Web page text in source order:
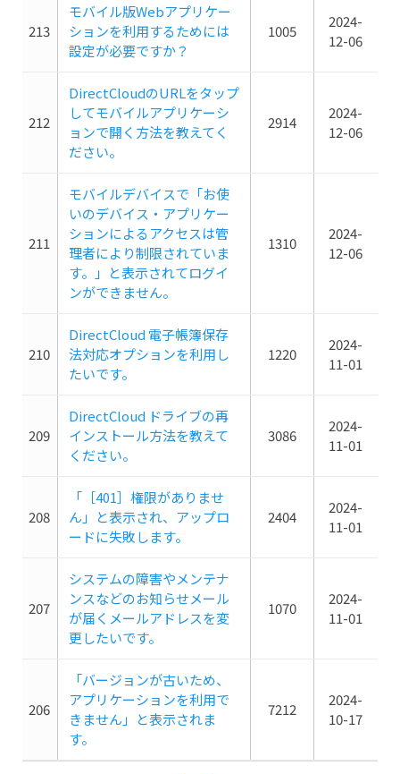
213
モバイル版Webアプリケー
ションを利用するためには
設定が必要ですか？
1005
2024-
12-06
212
DirectCloudのURLをタップ
してモバイルアプリケーシ
ョンで開く方法を教えてく
ださい。
2914
2024-
12-06
211
モバイルデバイスで「お使
いのデバイス・アプリケー
ションによるアクセスは管
理者により制限されていま
す。」と表示されてログイ
ンができません。
1310
2024-
12-06
210
DirectCloud 電子帳簿保存
法対応オプションを利用し
たいです。
1220
2024-
11-01
209
DirectCloud ドライブの再
インストール方法を教えて
ください。
3086
2024-
11-01
208
「［401］権限がありませ
ん」と表示され、アップロ
ードに失敗します。
2404
2024-
11-01
207
システムの障害やメンテナ
ンスなどのお知らせメール
が届くメールアドレスを変
更したいです。
1070
2024-
11-01
206
「バージョンが古いため、
アプリケーションを利用で
きません」と表示されま
す。
7212
2024-
10-17